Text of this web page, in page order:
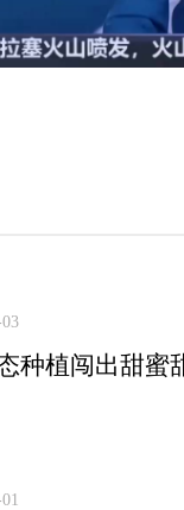
种植闯出甜蜜